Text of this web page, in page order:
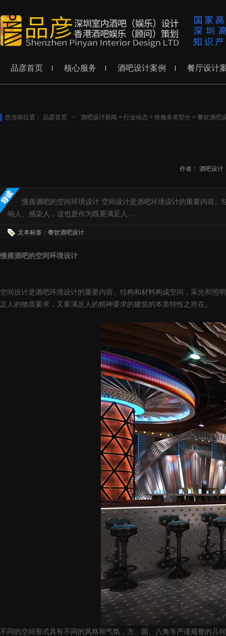
品彦首页 核心服务 酒吧设计案例 餐厅设计
您当前位置： 品彦首页 > 酒吧设计新闻 > 行业动态 > 按服务类型分 > 餐饮酒吧
作者： 酒吧设计
慢摇酒吧的空间环境设计 空间设计是酒吧环境设计的重要内容
响人、感染人，这也是作为既要满足人...
文本标签：餐饮酒吧设计
慢摇酒吧的空间环境设计
空间设计是酒吧环境设计的重要内容。结构和材料构成空间，采光和照
足人的物质要求，又要满足人的精神要求的建筑的本质特性之所在。
不同的空间形式具有不同的风格和气氛，方、圆、八角等严谨规整的几